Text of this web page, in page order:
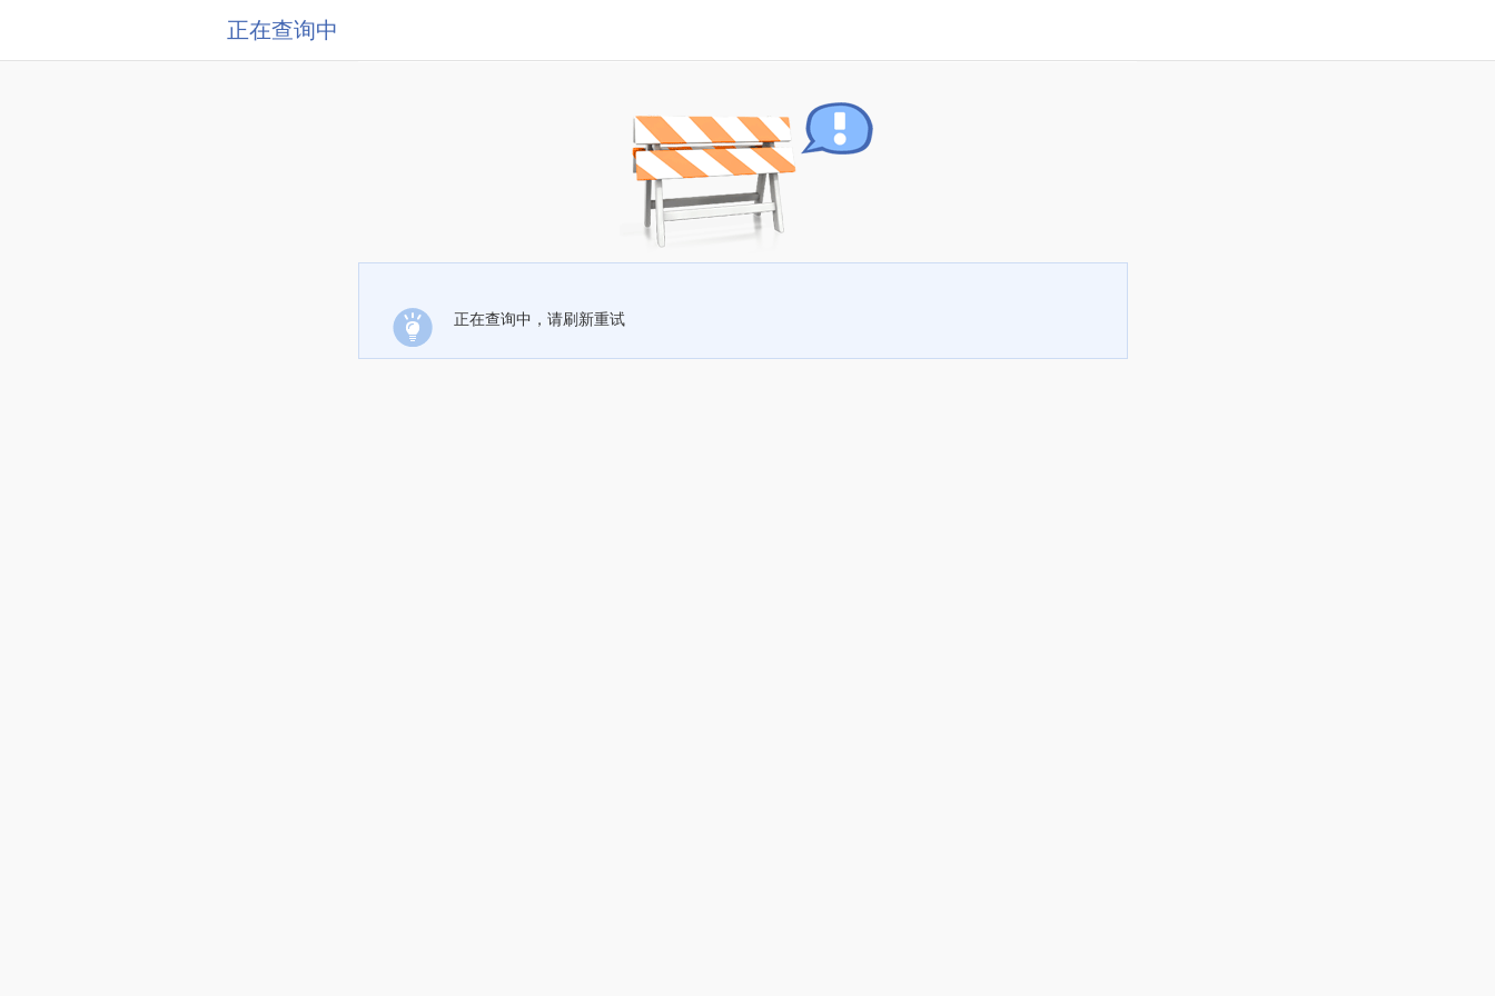
正在查询中
正在查询中，请刷新重试